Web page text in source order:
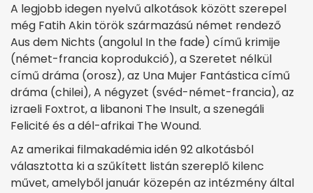
A legjobb idegen nyelvű alkotások között szerepel
még Fatih Akin török származású német rendező
Aus dem Nichts (angolul In the fade) című krimije
(német-francia koprodukció), a Szeretet nélkül
című dráma (orosz), az Una Mujer Fantástica című
dráma (chilei), A négyzet (svéd-német-francia), az
izraeli Foxtrot, a libanoni The Insult, a szenegáli
Felicité és a dél-afrikai The Wound.
Az amerikai filmakadémia idén 92 alkotásból
választotta ki a szűkített listán szereplő kilenc
művet, amelyből január közepén az intézmény által